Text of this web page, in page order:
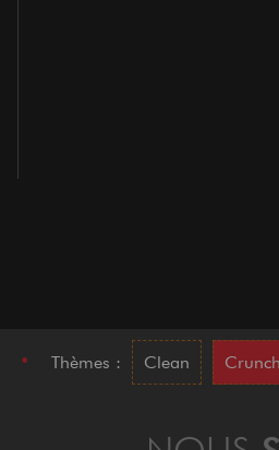
• Thèmes : Clean Crunch